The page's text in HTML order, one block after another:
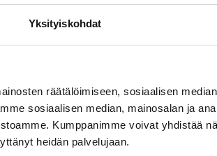
Yksityiskohdat
räätälöimiseen, sosiaalisen
sosiaalisen median, mainosalan ja
Kumppanimme voivat yhdistää
heidän palvelujaan.
USPRIVACY POLICYCOOKIES